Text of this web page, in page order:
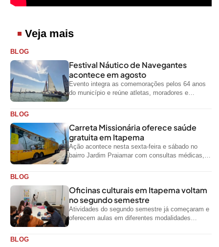
Veja mais
BLOG
Festival Náutico de Navegantes
acontece em agosto
Evento integra as comemorações pelos 64 anos
do município e reúne atletas, moradores e
BLOG
Carreta Missionária oferece saúde
gratuita em Itapema
Ação acontece nesta sexta-feira e sábado no
bairro Jardim Praiamar com consultas médicas,
BLOG
Oficinas culturais em Itapema voltam
no segundo semestre
Atividades do segundo semestre já começaram e
oferecem aulas em diferentes modalidades
BLOG